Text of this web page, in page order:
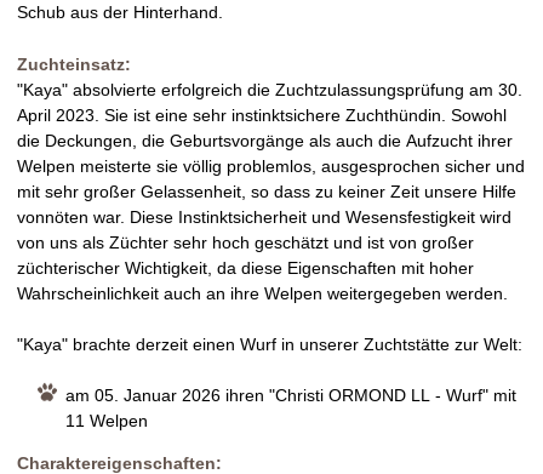
Schub aus der Hinterhand.
Zuchteinsatz:
"Kaya" absolvierte erfolgreich die Zuchtzulassungsprüfung am 30.
April 2023. Sie ist eine sehr instinktsichere Zuchthündin. Sowohl
die Deckungen, die Geburtsvorgänge als auch die Aufzucht ihrer
Welpen meisterte sie völlig problemlos, ausgesprochen sicher und
mit sehr großer Gelassenheit, so dass zu keiner Zeit unsere Hilfe
vonnöten war. Diese Instinktsicherheit und Wesensfestigkeit wird
von uns als Züchter sehr hoch geschätzt und ist von großer
züchterischer Wichtigkeit, da diese Eigenschaften mit hoher
Wahrscheinlichkeit auch an ihre Welpen weitergegeben werden.
"Kaya" brachte derzeit einen Wurf in unserer Zuchtstätte zur Welt:
am 05. Januar 2026 ihren "Christi ORMOND LL - Wurf" mit
11 Welpen
Charaktereigenschaften: